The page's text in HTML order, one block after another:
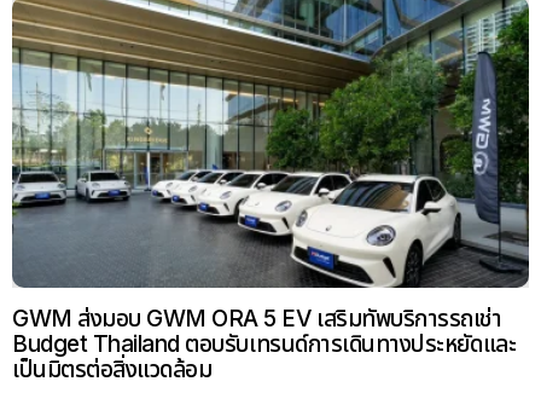
GWM ส่งมอบ GWM ORA 5 EV เสริมทัพบริการรถเช่า
Budget Thailand ตอบรับเทรนด์การเดินทางประหยัดและ
เป็นมิตรต่อสิ่งแวดล้อม